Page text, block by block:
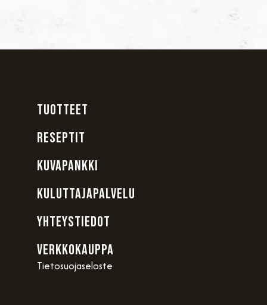
TUOTTEET
RESEPTIT
KUVAPANKKI
KULUTTAJAPALVELU
YHTEYSTIEDOT
VERKKOKAUPPA
Tietosuojaseloste